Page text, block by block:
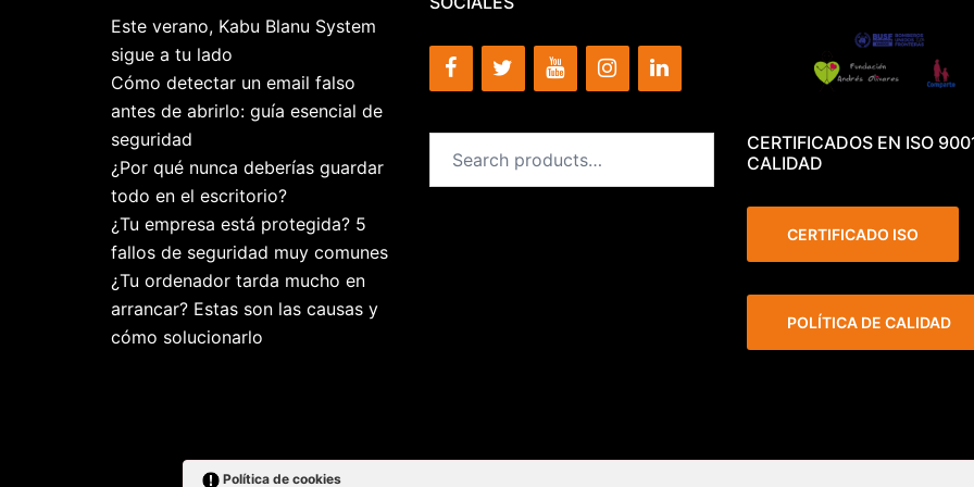
Este verano, Kabu Blanu System
sigue a tu lado
Cómo detectar un email falso
antes de abrirlo: guía esencial de
seguridad
¿Por qué nunca deberías guardar
todo en el escritorio?
¿Tu empresa está protegida? 5
fallos de seguridad muy comunes
¿Tu ordenador tarda mucho en
arrancar? Estas son las causas y
cómo solucionarlo
CERTIFICADOS EN ISO
CALIDAD
CERTIFICADO ISO
POLÍTICA DE CALIDAD
Política de cookies